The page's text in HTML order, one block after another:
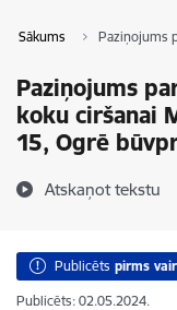
Sākums Paziņojums
Paziņojums
koku ciršanai
15, Ogrē
Atskaņot tekstu
Publicēts pirms
Publicēts: 02.05.2024.